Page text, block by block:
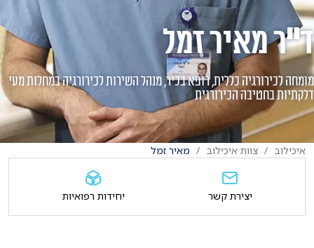
ד"ר מאיר זמל
מומחה לכירורגיה כללית, רופא בכיר, מנהל השירות לכירורגיה במחלות מעי
דלקתיות בחטיבה הכירורגית
איכילוב צוות איכילוב מאיר זמל
יצירת קשר יחידות רפואיות